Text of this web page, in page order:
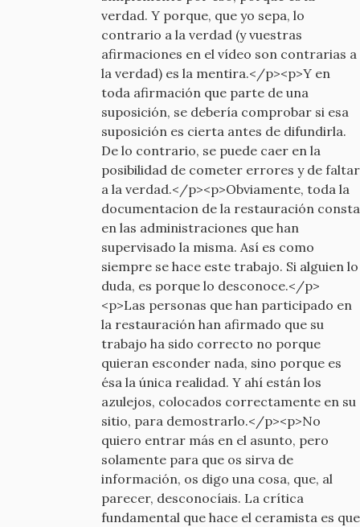
verdad. Y porque, que yo sepa, lo
contrario a la verdad (y vuestras
afirmaciones en el vídeo son contrarias a
la verdad) es la mentira.</p><p>Y en
toda afirmación que parte de una
suposición, se debería comprobar si esa
suposición es cierta antes de difundirla.
De lo contrario, se puede caer en la
posibilidad de cometer errores y de faltar
a la verdad.</p><p>Obviamente, toda la
documentacion de la restauración consta
en las administraciones que han
supervisado la misma. Así es como
siempre se hace este trabajo. Si alguien lo
duda, es porque lo desconoce.</p>
<p>Las personas que han participado en
la restauración han afirmado que su
trabajo ha sido correcto no porque
quieran esconder nada, sino porque es
ésa la única realidad. Y ahí están los
azulejos, colocados correctamente en su
sitio, para demostrarlo.</p><p>No
quiero entrar más en el asunto, pero
solamente para que os sirva de
información, os digo una cosa, que, al
parecer, desconocíais. La crítica
fundamental que hace el ceramista es que